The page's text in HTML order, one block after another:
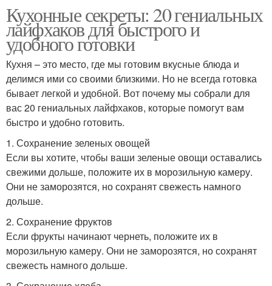
Кухонные секреты: 20 гениальных
лайфхаков для быстрого и
удобного готовки
Кухня – это место, где мы готовим вкусные блюда и
делимся ими со своими близкими. Но не всегда готовка
бывает легкой и удобной. Вот почему мы собрали для
вас 20 гениальных лайфхаков, которые помогут вам
быстро и удобно готовить.
1. Сохранение зеленых овощей
Если вы хотите, чтобы ваши зеленые овощи оставались
свежими дольше, положите их в морозильную камеру.
Они не заморозятся, но сохранят свежесть намного
дольше.
2. Сохранение фруктов
Если фрукты начинают чернеть, положите их в
морозильную камеру. Они не заморозятся, но сохранят
свежесть намного дольше.